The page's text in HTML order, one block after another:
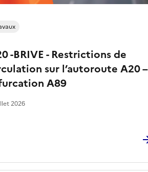
-BRIVE - Restrictions de
sur l’autoroute A20 –
A89
2026